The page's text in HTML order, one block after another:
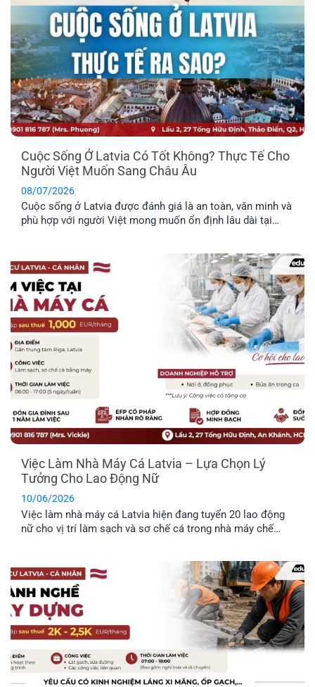
Cuộc Sống Ở Latvia Có Tốt Không? Thực Tế Cho
Người Việt Muốn Sang Châu Âu
08/07/2026
Cuộc sống ở Latvia được đánh giá là an toàn, văn minh và
phù hợp với người Việt mong muốn ổn định lâu dài tại
về môi trường sống, văn hóa và phúc lợi dành riêng cho
công dân.
Việc Làm Nhà Máy Cá Latvia – Lựa Chọn Lý
Tưởng Cho Lao Động Nữ
10/06/2026
Việc làm nhà máy cá Latvia hiện đang tuyển 20 lao động
nữ cho vị trí làm sạch và sơ chế cá trong nhà máy chế
chỗ ở. Đây là công việc rất [...]